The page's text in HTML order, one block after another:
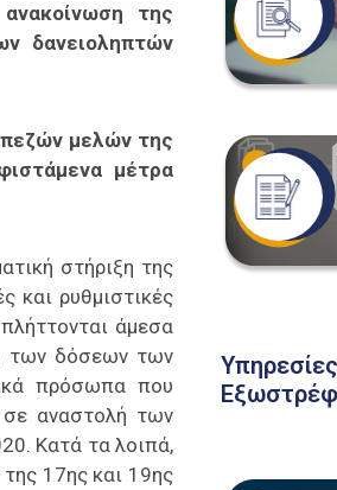
της
δανειοληπτών
μελών της
μέτρα
στήριξη της
και ρυθμιστικές
άμεσα
των δόσεων των
πρόσωπα που
σε αναστολή των
Κατά τα λοιπά,
17ης και 19ης